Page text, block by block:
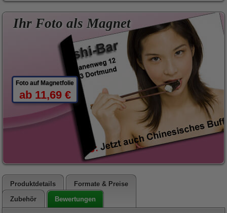
Ihr Foto als Magnet
Foto auf Magnetfolie
ab 11,69 €
Produktdetails Formate & Preise